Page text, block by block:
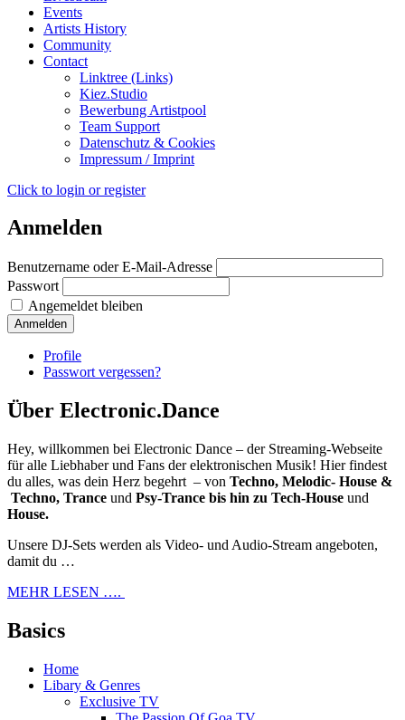
Events
Artists History
Community
Contact
Linktree (Links)
Kiez.Studio
Bewerbung Artistpool
Team Support
Datenschutz & Cookies
Impressum / Imprint
Click to login or register
Anmelden
Benutzername oder E-Mail-Adresse
Passwort
Angemeldet bleiben
Anmelden
Profile
Passwort vergessen?
Über Electronic.Dance
Hey, willkommen bei Electronic Dance – der Streaming-Webseite
für alle Liebhaber und Fans der elektronischen Musik! Hier findest
du alles, was dein Herz begehrt – von Techno, Melodic- House &
Techno, Trance und Psy-Trance bis hin zu Tech-House und
House.
Unsere DJ-Sets werden als Video- und Audio-Stream angeboten,
damit du …
MEHR LESEN ….
Basics
Home
Libary & Genres
Exclusive TV